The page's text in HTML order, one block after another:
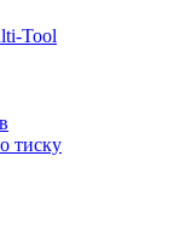
Tool
тиску